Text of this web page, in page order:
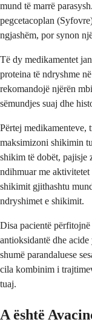
mund të marrë
pegcetacoplan
ngjashëm, por synon
Të dy medikamentet
proteina të ndryshme
rekomandojë njërën
sëmundjes suaj dhe
Përtej medikamenteve,
maksimizoni shikimin
shikim të dobët, pajisje
ndihmuar me
shikimit gjithashtu
ndryshimet e shikimit.
Disa pacientë
antioksidantë dhe
shumë parandaluese
cila kombinim i
tuaj.
A është